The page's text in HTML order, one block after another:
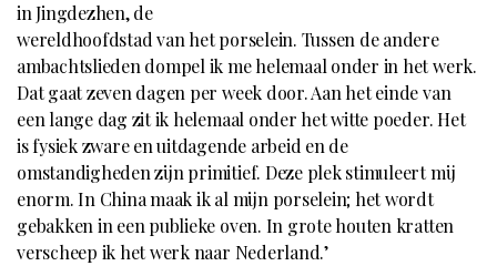
in Jingdezhen, de
wereldhoofdstad van het porselein. Tussen de andere
ambachtslieden dompel ik me helemaal onder in het werk.
Dat gaat zeven dagen per week door. Aan het einde van
een lange dag zit ik helemaal onder het witte poeder. Het
is fysiek zware en uitdagende arbeid en de
omstandigheden zijn primitief. Deze plek stimuleert mij
enorm. In China maak ik al mijn porselein; het wordt
gebakken in een publieke oven. In grote houten kratten
verscheep ik het werk naar Nederland.’